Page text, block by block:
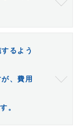
るよう
、費用
。